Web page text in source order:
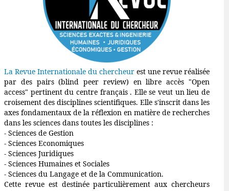
La Revue Internationale du chercheur est une revue réalisée
par des pairs (blind peer review) en libre accès "Open
access" pertinent du centre français . Elle se veut un lieu de
croisement des disciplines scientifiques. Elle s'inscrit dans les
axes fondamentaux de la réflexion en matière de recherches
dans les sciences dans toutes les disciplines :
- Sciences de Gestion
- Sciences Economiques
- Sciences Juridiques
- Sciences Humaines et Sociales
- Sciences du Langage et de la Communication.
Cette revue est destinée particulièrement aux chercheurs